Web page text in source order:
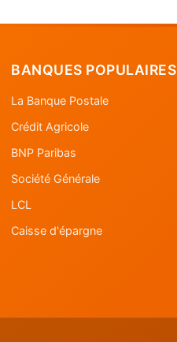
BANQUES POPULAIRES
La Banque Postale
Crédit Agricole
BNP Paribas
Société Générale
LCL
Caisse d'épargne